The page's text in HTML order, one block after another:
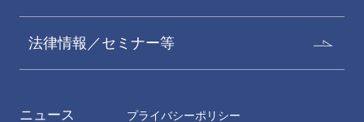
法律情報／セミナー等
ニュース プライバシーポリシー